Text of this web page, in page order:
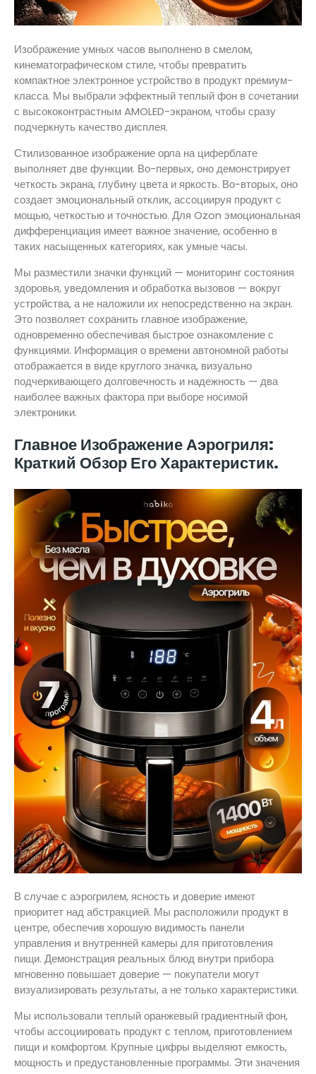
Изображение умных часов выполнено в смелом,
кинематографическом стиле, чтобы превратить
компактное электронное устройство в продукт премиум-
класса. Мы выбрали эффектный теплый фон в сочетании
с высококонтрастным AMOLED-экраном, чтобы сразу
подчеркнуть качество дисплея.
Стилизованное изображение орла на циферблате
выполняет две функции. Во-первых, оно демонстрирует
четкость экрана, глубину цвета и яркость. Во-вторых, оно
создает эмоциональный отклик, ассоциируя продукт с
мощью, четкостью и точностью. Для Ozon эмоциональная
дифференциация имеет важное значение, особенно в
таких насыщенных категориях, как умные часы.
Мы разместили значки функций — мониторинг состояния
здоровья, уведомления и обработка вызовов — вокруг
устройства, а не наложили их непосредственно на экран.
Это позволяет сохранить главное изображение,
одновременно обеспечивая быстрое ознакомление с
функциями. Информация о времени автономной работы
отображается в виде круглого значка, визуально
подчеркивающего долговечность и надежность — два
наиболее важных фактора при выборе носимой
электроники.
Главное Изображение Аэрогриля:
Краткий Обзор Его Характеристик.
В случае с аэрогрилем, ясность и доверие имеют
приоритет над абстракцией. Мы расположили продукт в
центре, обеспечив хорошую видимость панели
управления и внутренней камеры для приготовления
пищи. Демонстрация реальных блюд внутри прибора
мгновенно повышает доверие — покупатели могут
визуализировать результаты, а не только характеристики.
Мы использовали теплый оранжевый градиентный фон,
чтобы ассоциировать продукт с теплом, приготовлением
пищи и комфортом. Крупные цифры выделяют емкость,
мощность и предустановленные программы. Эти значения